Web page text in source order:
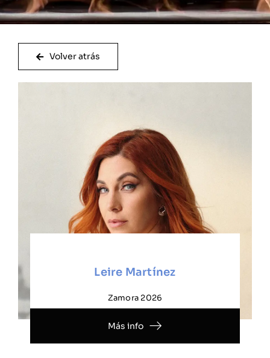
Volver atrás
Leire Martínez
Zamora 2026
Más info